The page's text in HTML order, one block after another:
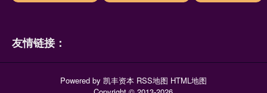
友情链接：
Powered by 凯丰资本 RSS地图 HTML地图